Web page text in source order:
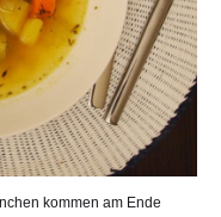
kommen am Ende